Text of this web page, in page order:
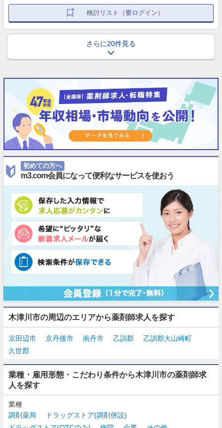
検討リスト（要ログイン）
さらに20件見る
初めての方へ
m3.com会員になって便利なサービスを使おう
木津川市の周辺のエリアから薬剤師求人を探す
京田辺市 京丹後市 南丹市 乙訓郡
乙訓郡大山崎町
久世郡
業種・雇用形態・こだわり条件から木津川市の薬剤師求
人を探す
業種
調剤薬局
ドラッグストア(調剤併設)